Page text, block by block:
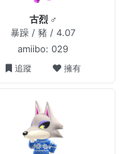
古烈 ♂
暴躁 / 豬 / 4.07
amiibo: 029
追蹤 擁有